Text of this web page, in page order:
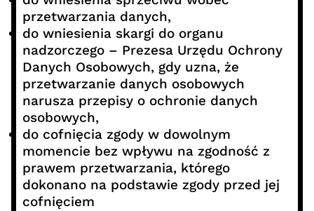
przetwarzania danych,
do wniesienia skargi do organu
nadzorczego – Prezesa Urzędu Ochrony
Danych Osobowych, gdy uzna, że
przetwarzanie danych osobowych
narusza przepisy o ochronie danych
osobowych,
do cofnięcia zgody w dowolnym
momencie bez wpływu na zgodność z
prawem przetwarzania, którego
dokonano na podstawie zgody przed jej
cofnięciem